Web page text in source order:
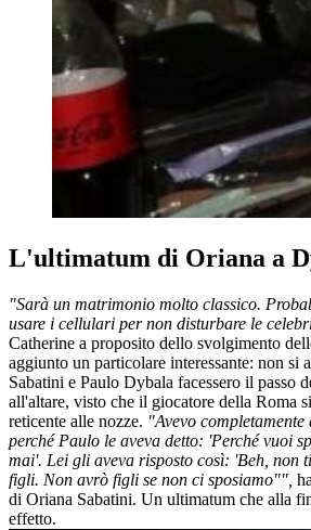
L'ultimatum di Oriana a
"Sarà un matrimonio molto classico.
usare i cellulari per non disturbare le
Catherine a proposito dello svolgimento
aggiunto un particolare interessante: non si
Sabatini e Paulo Dybala facessero il passo
all'altare, visto che il giocatore della Roma
reticente alle nozze. "Avevo
perché Paulo le aveva detto: 'Perché vuoi
mai'. Lei gli aveva risposto così: 'Beh, non
figli. Non avrò figli se non ci sposiamo"",
di Oriana Sabatini. Un ultimatum che alla
effetto.